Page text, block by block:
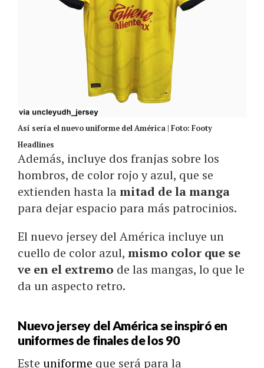
Así sería el nuevo uniforme del América | Foto: Footy
Headlines
Además, incluye dos franjas sobre los
hombros, de color rojo y azul, que se
extienden hasta lamitad de la manga
para dejar espacio para más patrocinios.
El nuevo jersey del América incluye un
cuello de color azul, mismo color que se
ve en el extremo de las mangas, lo que le
da un aspecto retro.
Nuevo jersey del América se inspiró en
uniformes de finales de los 90
Este uniforme que será para la